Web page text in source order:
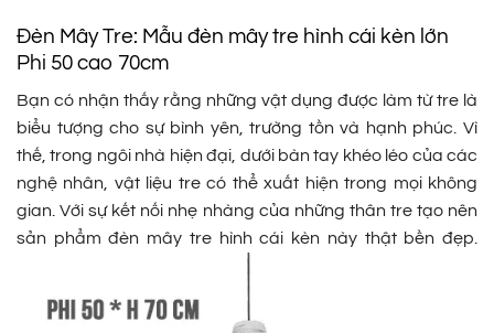
Đèn Mây Tre: Mẫu đèn mây tre hình cái kèn lớn
Phi 50 cao 70cm
Bạn có nhận thấy rằng những vật dụng được làm từ tre là
biểu tượng cho sự bình yên, trường tồn và hạnh phúc. Vì
thế, trong ngôi nhà hiện đại, dưới bàn tay khéo léo của các
nghệ nhân, vật liệu tre có thể xuất hiện trong mọi không
gian. Với sự kết nối nhẹ nhàng của những thân tre tạo nên
sản phẩm đèn mây tre hình cái kèn này thật bền đẹp.